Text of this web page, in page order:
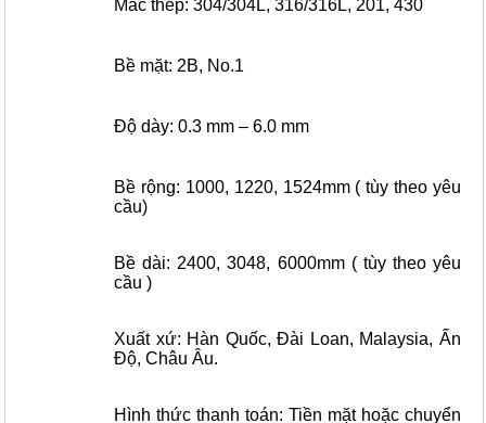
Mác thép: 304/304L, 316/316L, 201, 430
Bề mặt: 2B, No.1
Độ dày: 0.3 mm – 6.0 mm
Bề rộng: 1000, 1220, 1524mm ( tùy theo yêu
cầu)
Bề dài: 2400, 3048, 6000mm ( tùy theo yêu
cầu )
Xuất xứ: Hàn Quốc, Đài Loan, Malaysia, Ấn
Độ, Châu Âu.
Hình thức thanh toán: Tiền mặt hoặc chuyển